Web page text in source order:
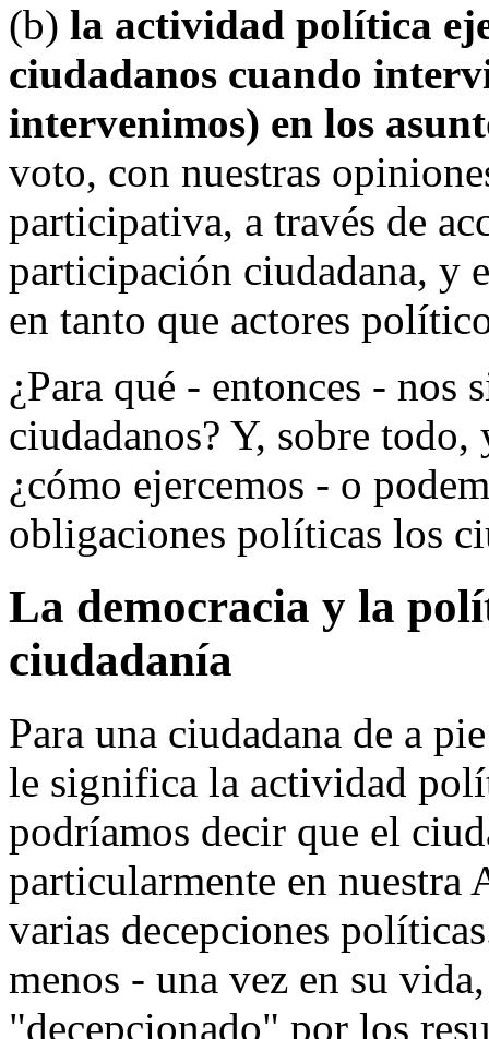
(b) la actividad política
ciudadanos cuando
intervenimos) en los
voto, con nuestras
participativa, a través de
participación ciudadana, y
en tanto que actores
¿Para qué - entonces -
ciudadanos? Y, sobre
¿cómo ejercemos - o
obligaciones políticas los
La democracia y la
ciudadanía
Para una ciudadana de a
le significa la actividad
podríamos decir que el
particularmente en
varias decepciones
menos - una vez en su
"decepcionado" por los